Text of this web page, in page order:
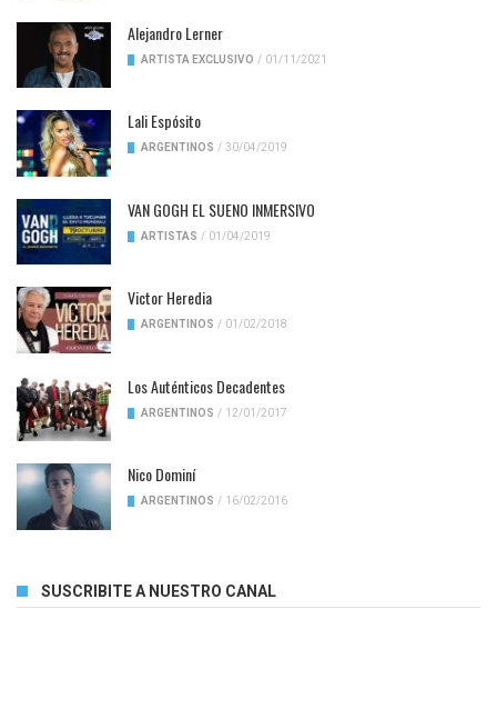
Alejandro Lerner
ARTISTA EXCLUSIVO / 01/11/2021
Lali Espósito
ARGENTINOS / 30/04/2019
VAN GOGH EL SUENO INMERSIVO
ARTISTAS / 01/04/2019
Victor Heredia
ARGENTINOS / 01/02/2018
Los Auténticos Decadentes
ARGENTINOS / 12/01/2017
Nico Dominí
ARGENTINOS / 16/02/2016
SUSCRIBITE A NUESTRO CANAL